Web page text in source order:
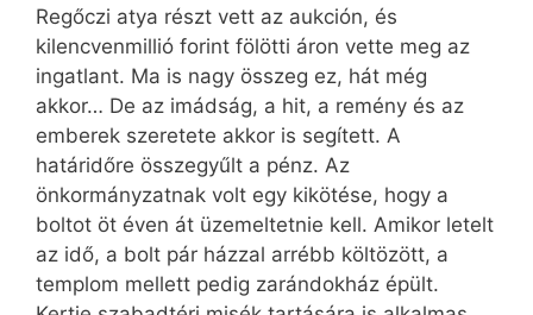
Regőczi atya részt vett az aukción, és
kilencvenmillió forint fölötti áron vette meg az
ingatlant. Ma is nagy összeg ez, hát még
akkor… De az imádság, a hit, a remény és az
emberek szeretete akkor is segített. A
határidőre összegyűlt a pénz. Az
önkormányzatnak volt egy kikötése, hogy a
boltot öt éven át üzemeltetnie kell. Amikor letelt
az idő, a bolt pár házzal arrébb költözött, a
templom mellett pedig zarándokház épült.